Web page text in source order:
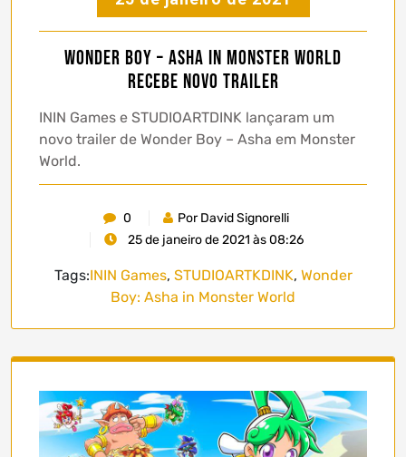
Wonder Boy – Asha in Monster World
recebe novo trailer
ININ Games e STUDIOARTDINK lançaram um
novo trailer de Wonder Boy – Asha em Monster
World.
0
Por David Signorelli
25 de janeiro de 2021 às 08:26
Tags:ININ Games, STUDIOARTKDINK, Wonder
Boy: Asha in Monster World